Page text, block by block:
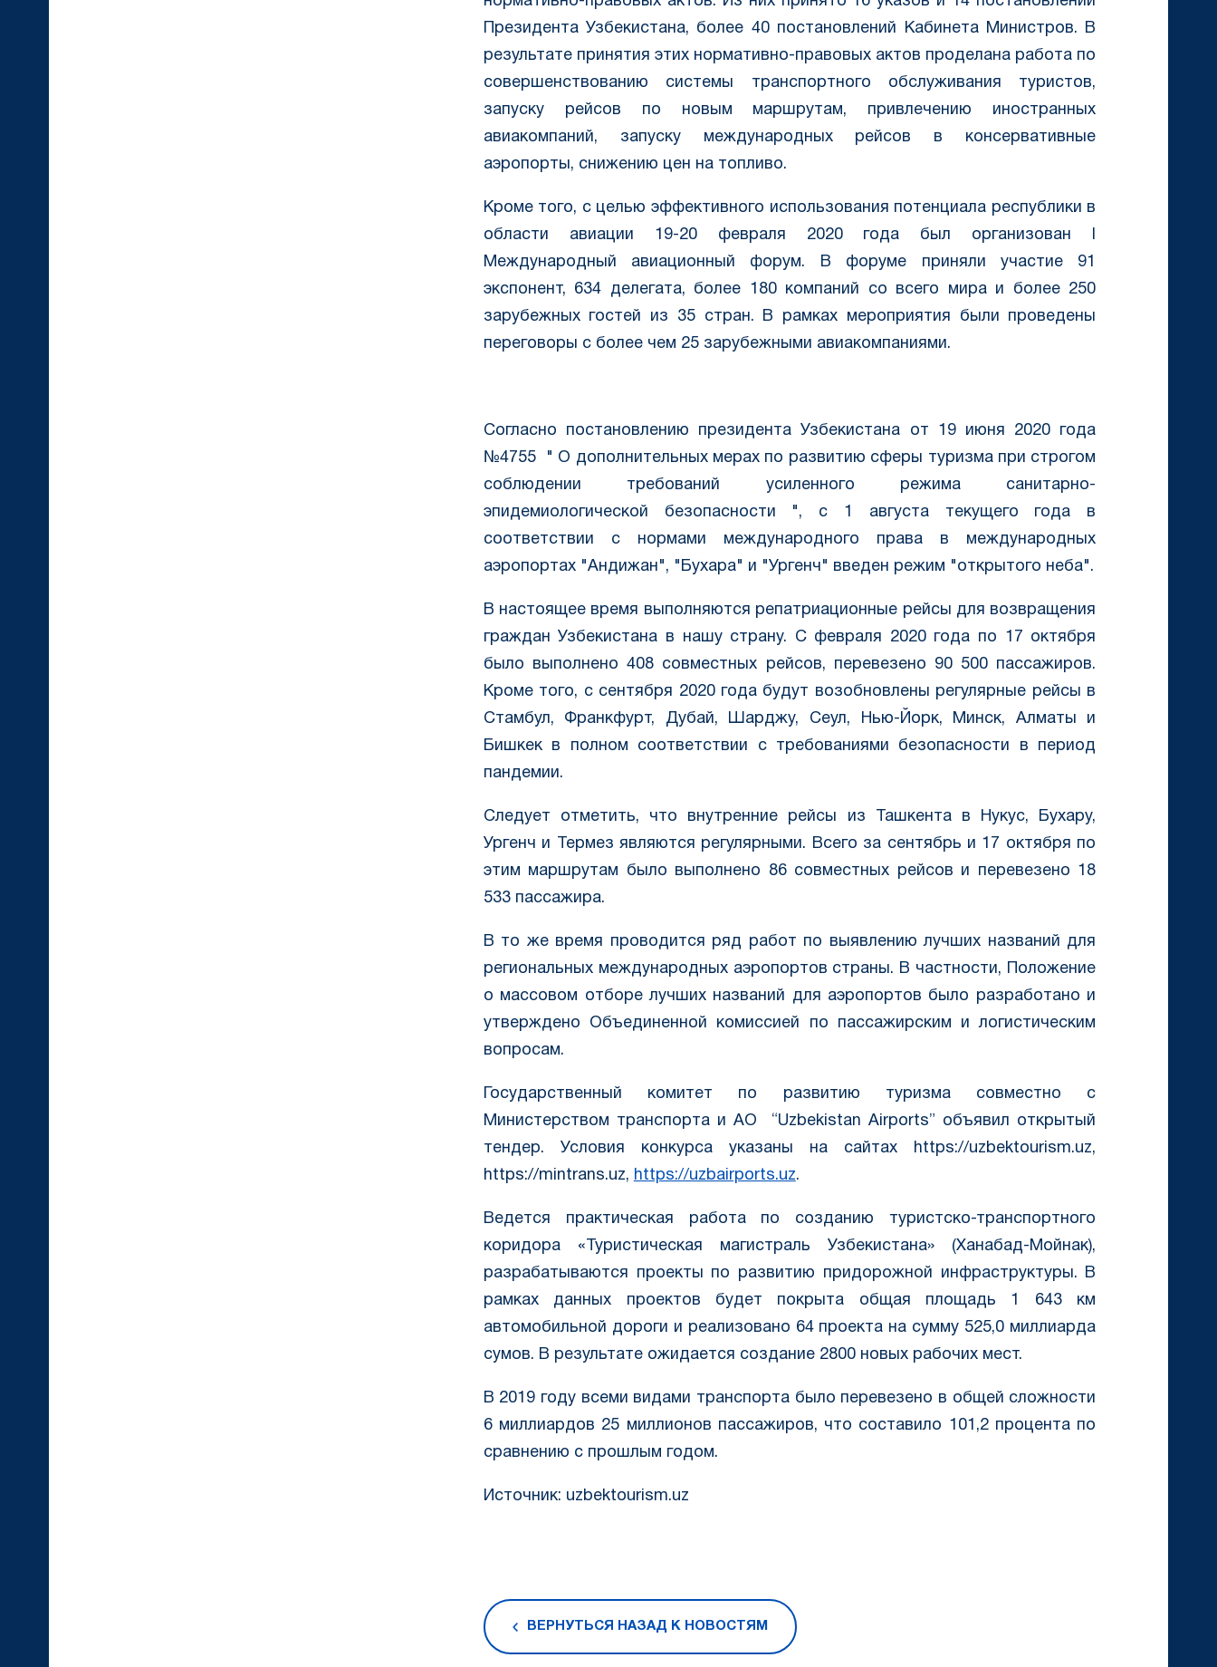
Президента Узбекистана, более 40 постановлений Кабинета Министров. В
результате принятия этих нормативно-правовых актов проделана работа по
совершенствованию системы транспортного обслуживания туристов,
запуску рейсов по новым маршрутам, привлечению иностранных
авиакомпаний, запуску международных рейсов в консервативные
аэропорты, снижению цен на топливо.
Кроме того, с целью эффективного использования потенциала республики в
области авиации 19-20 февраля 2020 года был организован I
Международный авиационный форум. В форуме приняли участие 91
экспонент, 634 делегата, более 180 компаний со всего мира и более 250
зарубежных гостей из 35 стран. В рамках мероприятия были проведены
переговоры с более чем 25 зарубежными авиакомпаниями.
Согласно постановлению президента Узбекистана от 19 июня 2020 года
№4755 " О дополнительных мерах по развитию сферы туризма при строгом
соблюдении требований усиленного режима санитарно-
эпидемиологической безопасности ", с 1 августа текущего года в
соответствии с нормами международного права в международных
аэропортах "Андижан", "Бухара" и "Ургенч" введен режим "открытого неба".
В настоящее время выполняются репатриационные рейсы для возвращения
граждан Узбекистана в нашу страну. С февраля 2020 года по 17 октября
было выполнено 408 совместных рейсов, перевезено 90 500 пассажиров.
Кроме того, с сентября 2020 года будут возобновлены регулярные рейсы в
Стамбул, Франкфурт, Дубай, Шарджу, Сеул, Нью-Йорк, Минск, Алматы и
Бишкек в полном соответствии с требованиями безопасности в период
пандемии.
Следует отметить, что внутренние рейсы из Ташкента в Нукус, Бухару,
Ургенч и Термез являются регулярными. Всего за сентябрь и 17 октября по
этим маршрутам было выполнено 86 совместных рейсов и перевезено 18
533 пассажира.
В то же время проводится ряд работ по выявлению лучших названий для
региональных международных аэропортов страны. В частности, Положение
о массовом отборе лучших названий для аэропортов было разработано и
утверждено Объединенной комиссией по пассажирским и логистическим
вопросам.
Государственный комитет по развитию туризма совместно с
Министерством транспорта и АО “Uzbekistan Airports” объявил открытый
тендер. Условия конкурса указаны на сайтах https://uzbektourism.uz,
https://mintrans.uz, https://uzbairports.uz.
Ведется практическая работа по созданию туристско-транспортного
коридора «Туристическая магистраль Узбекистана» (Ханабад-Мойнак),
разрабатываются проекты по развитию придорожной инфраструктуры. В
рамках данных проектов будет покрыта общая площадь 1 643 км
автомобильной дороги и реализовано 64 проекта на сумму 525,0 миллиарда
сумов. В результате ожидается создание 2800 новых рабочих мест.
В 2019 году всеми видами транспорта было перевезено в общей сложности
6 миллиардов 25 миллионов пассажиров, что составило 101,2 процента по
сравнению с прошлым годом.
Источник: uzbektourism.uz
ВЕРНУТЬСЯ НАЗАД К НОВОСТЯМ